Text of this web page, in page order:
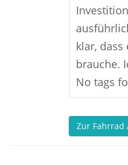
klar, dass
brauche.
No tags
Zur Fahrrad